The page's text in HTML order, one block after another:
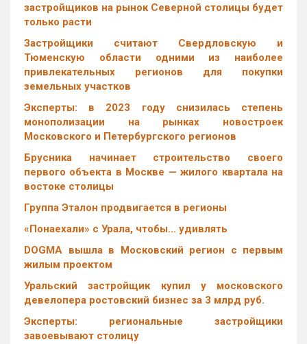
застройщиков на рынок Северной столицы будет
только расти
Застройщики считают Свердловскую и
Тюменскую области одними из наиболее
привлекательных регионов для покупки
земельных участков
Эксперты: в 2023 году снизилась степень
монополизации на рынках новостроек
Московского и Петербургского регионов
Брусника начинает строительство своего
первого объекта в Москве — жилого квартала на
востоке столицы
Группа Эталон продвигается в регионы
«Понаехали» с Урала, чтобы… удивлять
DOGMA вышла в Московский регион с первым
жилым проектом
Уральский застройщик купил у московского
девелопера ростовский бизнес за 3 млрд руб.
Эксперты: региональные застройщики
завоевывают столицу